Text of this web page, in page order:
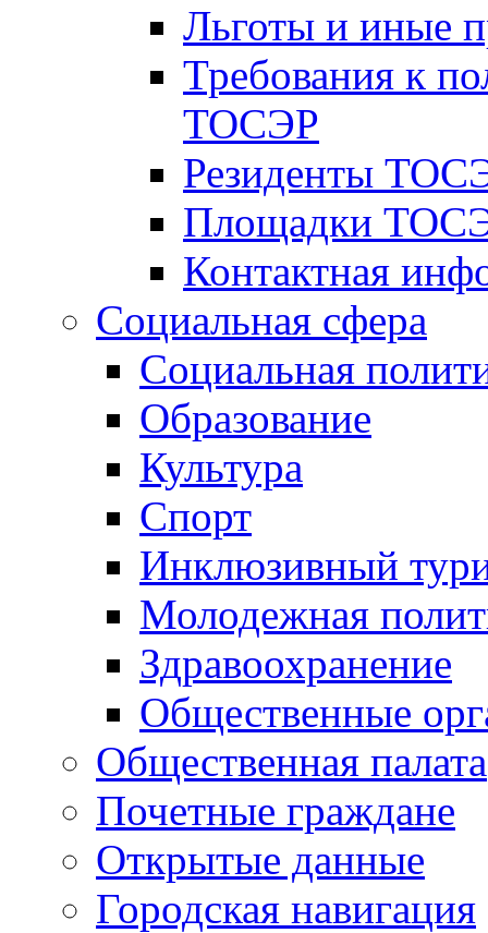
Льготы и иные
Требования к
ТОСЭР
Резиденты
Площадки
Контактная
Социальная сфера
Социальная
Образование
Культура
Спорт
Инклюзивный
Молодежная
Здравоохранение
Общественные
Общественная палата
Почетные граждане
Открытые данные
Городская навигация